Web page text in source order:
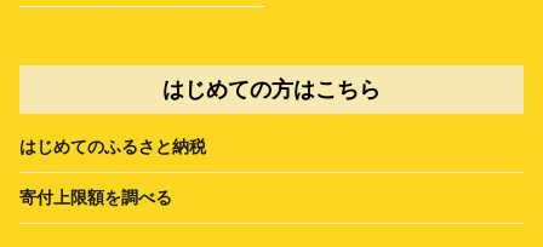
はじめての方はこちら
はじめてのふるさと納税
寄付上限額を調べる